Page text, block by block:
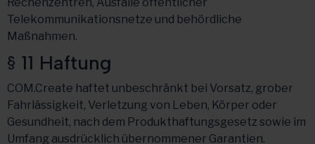
Telekommunikationsnetze und behördliche
Maßnahmen.
§ 11 Haftung
COM.Create haftet unbeschränkt bei Vorsatz, grober
Fahrlässigkeit, Verletzung von Leben, Körper oder
Gesundheit, nach dem Produkthaftungsgesetz sowie im
Umfang ausdrücklich übernommener Garantien.